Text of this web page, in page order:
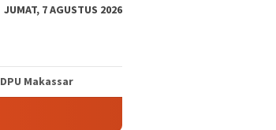
JUMAT, 7 AGUSTUS 2026
DPU Makassar